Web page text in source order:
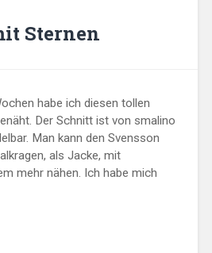
Sternen
habe ich diesen tollen
Der Schnitt ist von smalino
Man kann den Svensson
als Jacke, mit
mehr nähen. Ich habe mich